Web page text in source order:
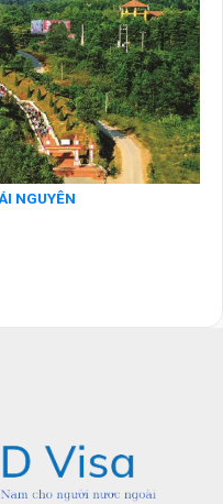
NGUYÊN